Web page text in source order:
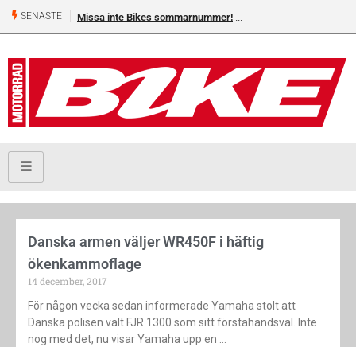
SENASTE Missa inte Bikes sommarnummer!
Danska armen väljer WR450F i häftig
ökenkammoflage
14 december, 2017
För någon vecka sedan informerade Yamaha stolt att
Danska polisen valt FJR 1300 som sitt förstahandsval. Inte
nog med det, nu visar Yamaha upp en